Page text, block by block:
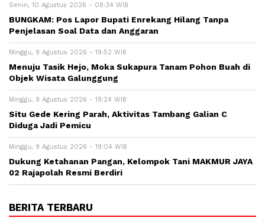
Senin, 10 Agustus 2026 - 08:34 WIB
BUNGKAM: Pos Lapor Bupati Enrekang Hilang Tanpa
Penjelasan Soal Data dan Anggaran
Minggu, 9 Agustus 2026 - 19:52 WIB
Menuju Tasik Hejo, Moka Sukapura Tanam Pohon Buah di
Objek Wisata Galunggung
Minggu, 9 Agustus 2026 - 19:24 WIB
Situ Gede Kering Parah, Aktivitas Tambang Galian C
Diduga Jadi Pemicu
Minggu, 9 Agustus 2026 - 19:04 WIB
Dukung Ketahanan Pangan, Kelompok Tani MAKMUR JAYA
02 Rajapolah Resmi Berdiri
BERITA TERBARU